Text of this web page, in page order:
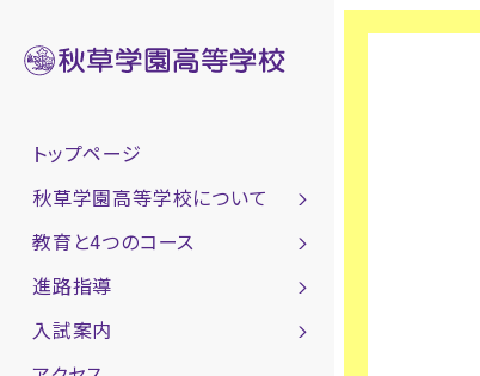
トップページ
秋草学園高等学校について
教育と4つのコース
進路指導
入試案内